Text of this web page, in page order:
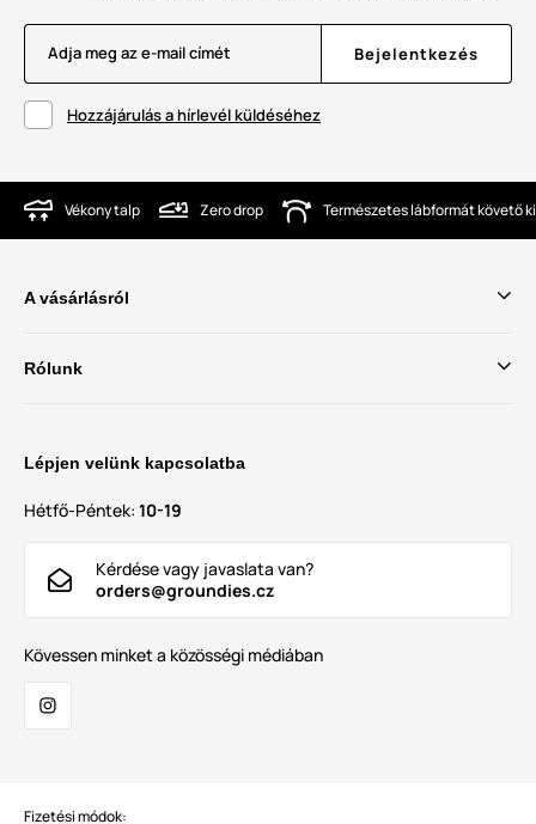
Adja meg az e-mail címét Bejelentkezés
Hozzájárulás a hírlevél küldéséhez
Vékony talp Zero drop Természetes lábformát követő
A vásárlásról
Rólunk
Lépjen velünk kapcsolatba
Hétfő-Péntek: 10-19
Kérdése vagy javaslata van?
orders@groundies.cz
Kövessen minket a közösségi médiában
Fizetési módok: